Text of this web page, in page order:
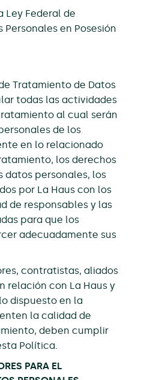
Ley Federal de
en Posesión
Tratamiento de Datos
todas las actividades
al cual serán
de los
en lo relacionado
los derechos
datos personales, los
por La Haus con los
de responsables y las
para que los
adecuadamente sus
contratistas, aliados
relación con La Haus y
dispuesto en la
la calidad de
deben cumplir
Política.
PARA EL